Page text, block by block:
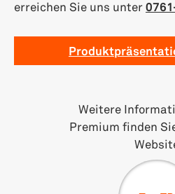
erreichen Sie uns unter
Weitere
Premium finden